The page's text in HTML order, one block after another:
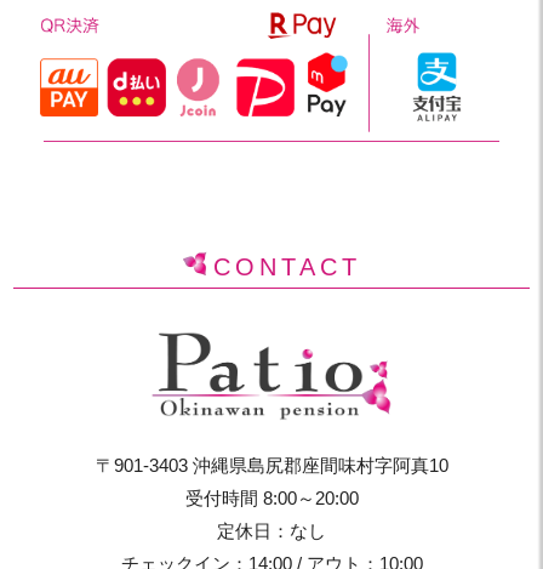
CONTACT
〒901-3403 沖縄県島尻郡座間味村字阿真10
受付時間 8:00～20:00
定休日：なし
チェックイン：14:00 / アウト：10:00